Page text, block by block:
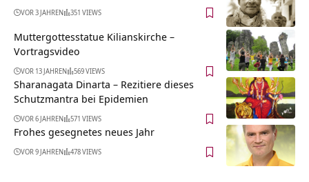
VOR 3 JAHREN 351 VIEWS
Muttergottesstatue Kilianskirche‏‎ –
Vortragsvideo
VOR 13 JAHREN 569 VIEWS
Sharanagata Dinarta – Rezitiere dieses
Schutzmantra bei Epidemien
VOR 6 JAHREN 571 VIEWS
Frohes gesegnetes neues Jahr
VOR 9 JAHREN 478 VIEWS